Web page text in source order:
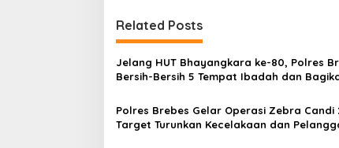
t
n
a
i
Related Posts
Jelang HUT Bhayangkara ke-80, Polres
Bersih-Bersih 5 Tempat Ibadah dan
Polres Brebes Gelar Operasi Zebra Candi
Target Turunkan Kecelakaan dan